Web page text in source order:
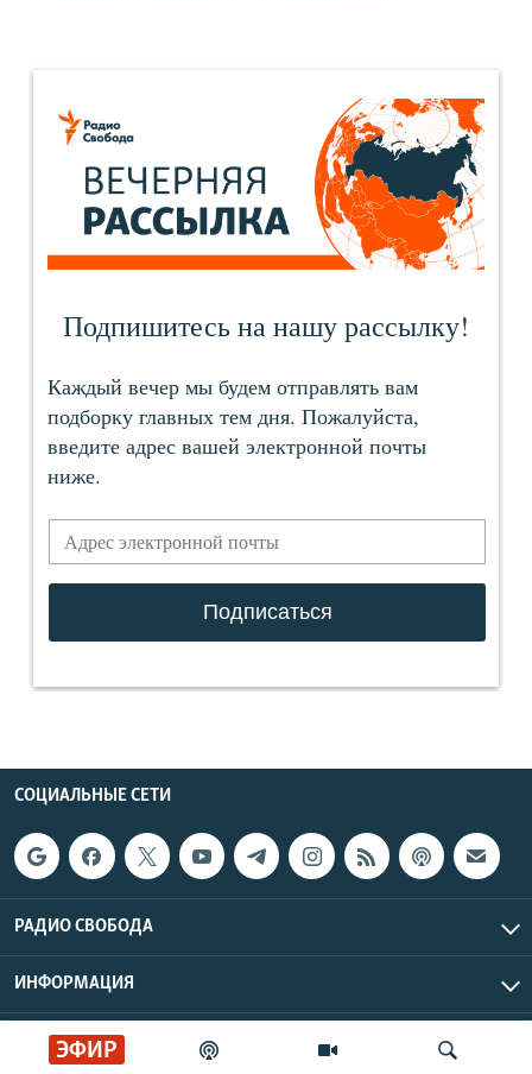
ЭФИР
СОЦИАЛЬНЫЕ СЕТИ
РАДИО СВОБОДА
ИНФОРМАЦИЯ
Радио Свобода © 2026 RFE/RL, Inc. | Все права защищены.